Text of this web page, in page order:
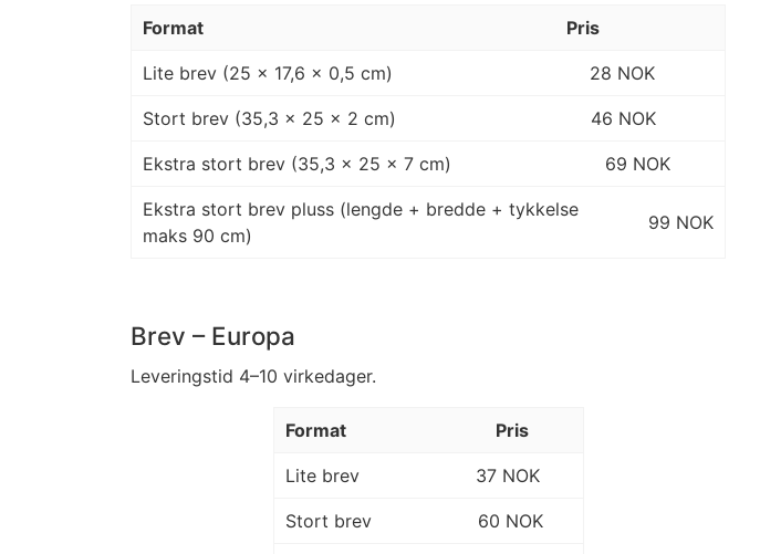
Format Pris
Lite brev (25 × 17,6 × 0,5 cm) 28 NOK
Stort brev (35,3 × 25 × 2 cm) 46 NOK
Ekstra stort brev (35,3 × 25 × 7 cm) 69 NOK
Ekstra stort brev pluss (lengde + bredde + tykkelse
maks 90 cm)
99 NOK
Brev – Europa
Leveringstid 4–10 virkedager.
Format Pris
Lite brev 37 NOK
Stort brev 60 NOK